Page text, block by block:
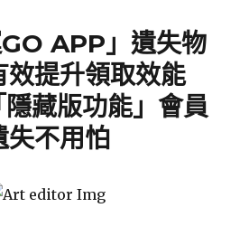
GO APP」遺失物
效提升領取效能
藏版功能」會員
失不用怕